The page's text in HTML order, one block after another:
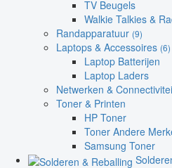
TV Beugels
Walkie Talkies &
Randapparatuur (9)
Laptops & Accessoires (6)
Laptop Batterijen
Laptop Laders
Netwerken &
Toner & Printen
HP Toner
Toner Andere
Samsung Toner